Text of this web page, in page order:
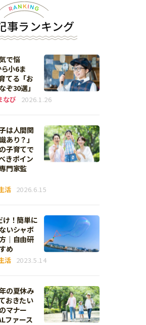
事ランキング
で悩
小6ま
てる「お
ぞ30選」
なび 2026.1.26
は人間関
あり？」
子育てで
きポイン
門家監
活 2026.6.15
け！簡単に
いシャボ
｜自由研
め
活 2023.5.14
の夏休み
おきたい
マナー
ファース